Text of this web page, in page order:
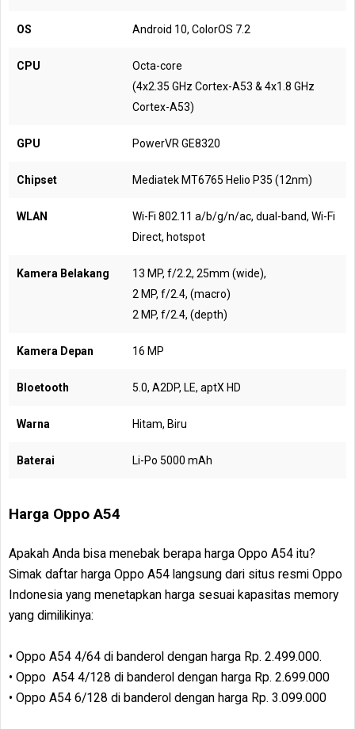
OS Android 10, ColorOS 7.2
CPU
Octa-core
(4x2.35 GHz Cortex-A53 & 4x1.8 GHz
Cortex-A53)
GPU PowerVR GE8320
Chipset Mediatek MT6765 Helio P35 (12nm)
WLAN
Wi-Fi 802.11 a/b/g/n/ac, dual-band, Wi-Fi
Direct, hotspot
Kamera Belakang
13 MP, f/2.2, 25mm (wide),
2 MP, f/2.4, (macro)
2 MP, f/2.4, (depth)
Kamera Depan 16 MP
Bloetooth 5.0, A2DP, LE, aptX HD
Warna Hitam, Biru
Baterai Li-Po 5000 mAh
Harga Oppo A54
Apakah Anda bisa menebak berapa harga Oppo A54 itu?
Simak daftar harga Oppo A54 langsung dari situs resmi Oppo
Indonesia yang menetapkan harga sesuai kapasitas memory
yang dimilikinya:
• Oppo A54 4/64 di banderol dengan harga Rp. 2.499.000.
• Oppo A54 4/128 di banderol dengan harga Rp. 2.699.000
• Oppo A54 6/128 di banderol dengan harga Rp. 3.099.000